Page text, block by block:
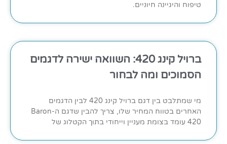
טיפוח והיגיינה חיוניים.
ברויל קינג 420: השוואה ישירה לדגמים
הסמוכים ומה לבחור
מי שמתלבט בין דגם ברויל קינג 420 לבין הדגמים
האחרים בטווח המחיר שלו, צריך להבין שדגם ה-Baron
420 עומד בצומת מעניין וייחודי בתוך הקטלוג של